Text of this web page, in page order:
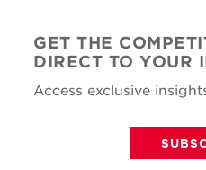
GET THE
DIRECT TO YOUR
Access exclusive